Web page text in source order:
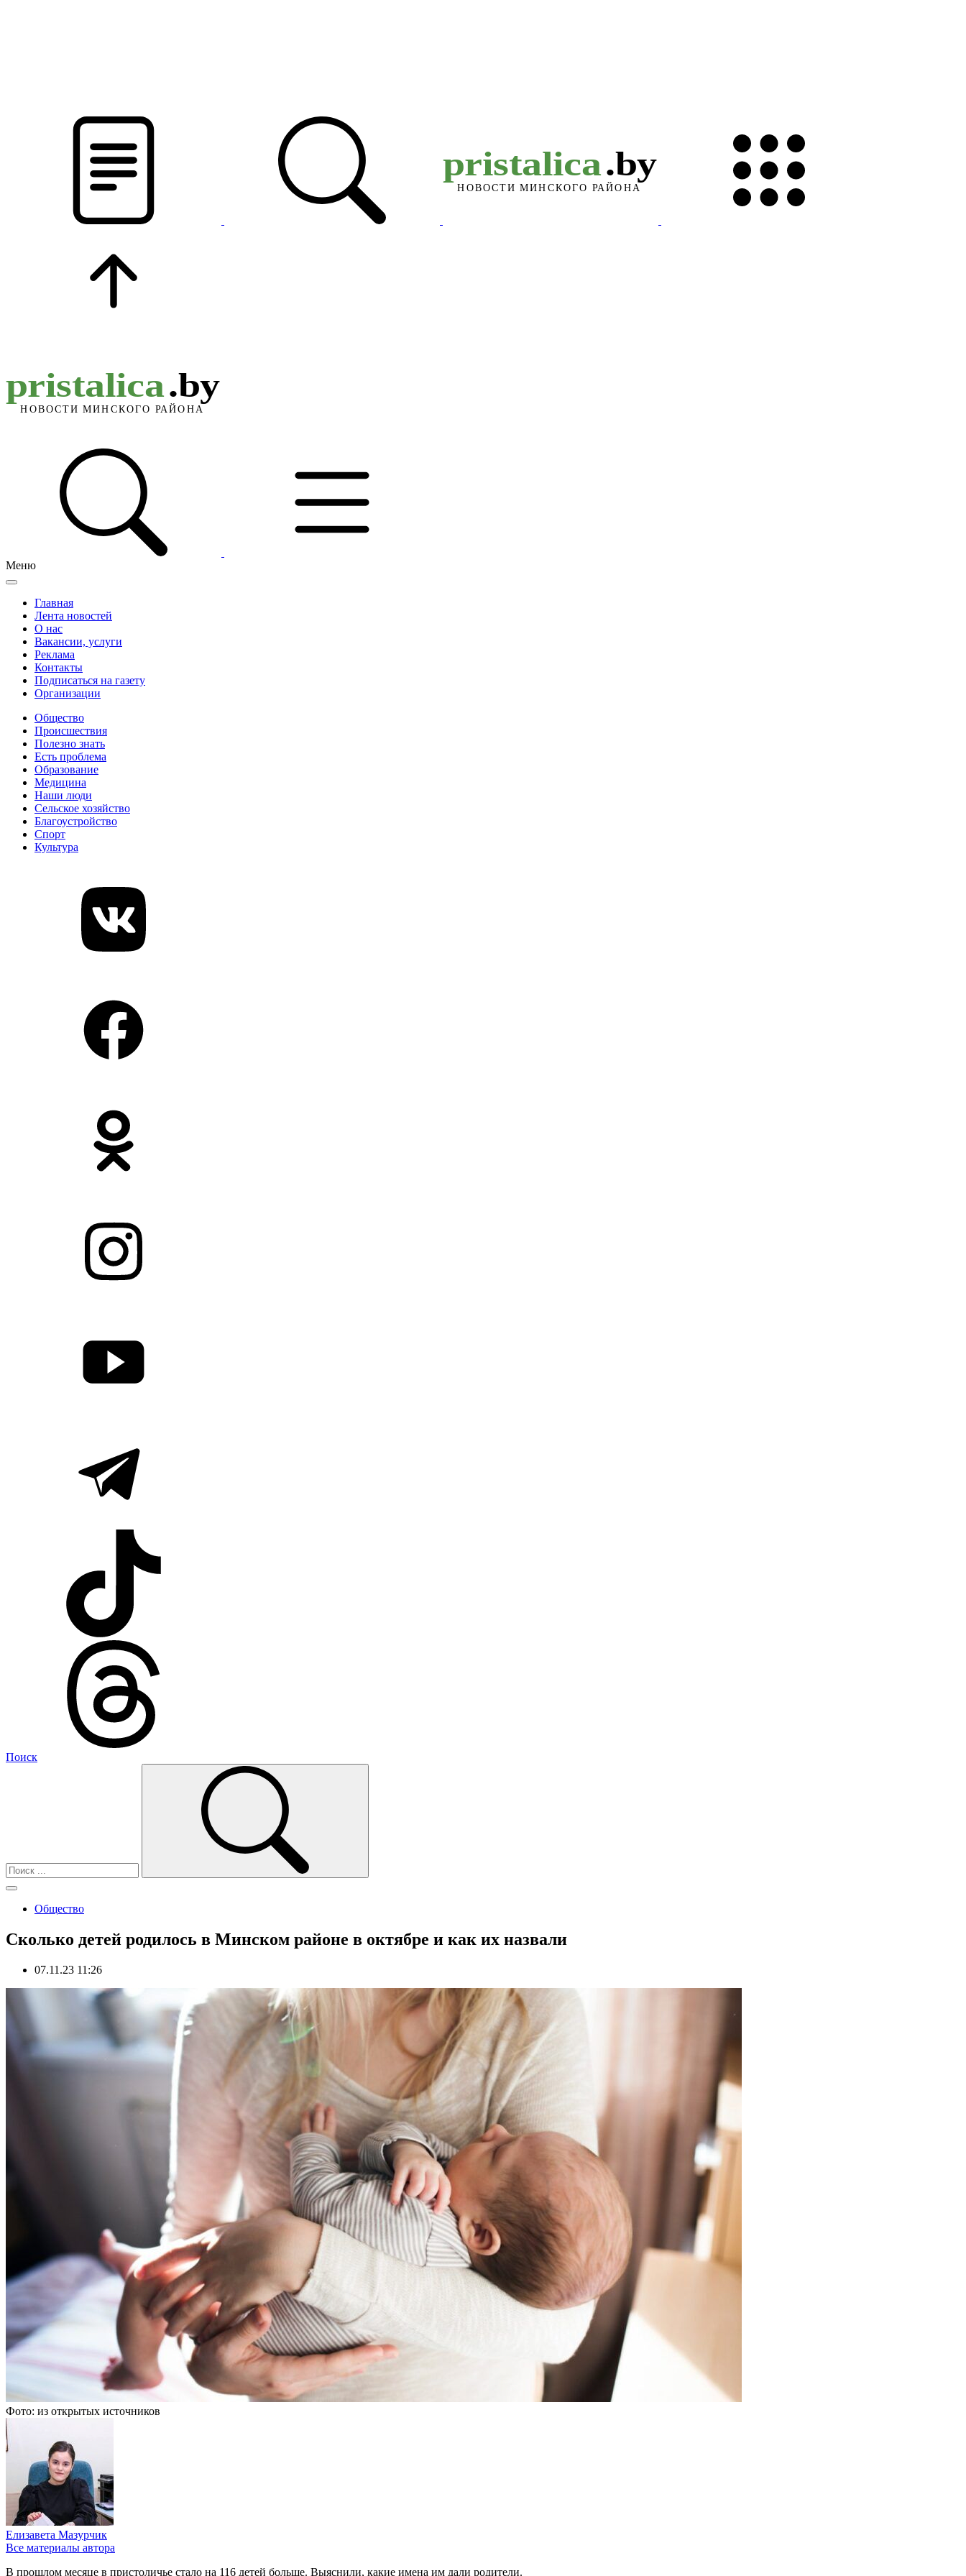
Меню
Главная
Лента новостей
О нас
Вакансии, услуги
Реклама
Контакты
Подписаться на газету
Организации
Общество
Происшествия
Полезно знать
Есть проблема
Образование
Медицина
Наши люди
Сельское хозяйство
Благоустройство
Спорт
Культура
Поиск
Общество
Сколько детей родилось в Минском районе в октябре и как их назвали
07.11.23 11:26
Фото: из открытых источников
Елизавета Мазурчик
Все материалы автора
В прошлом месяце в пристоличье стало на 116 детей больше. Выяснили, какие имена им дали родители.